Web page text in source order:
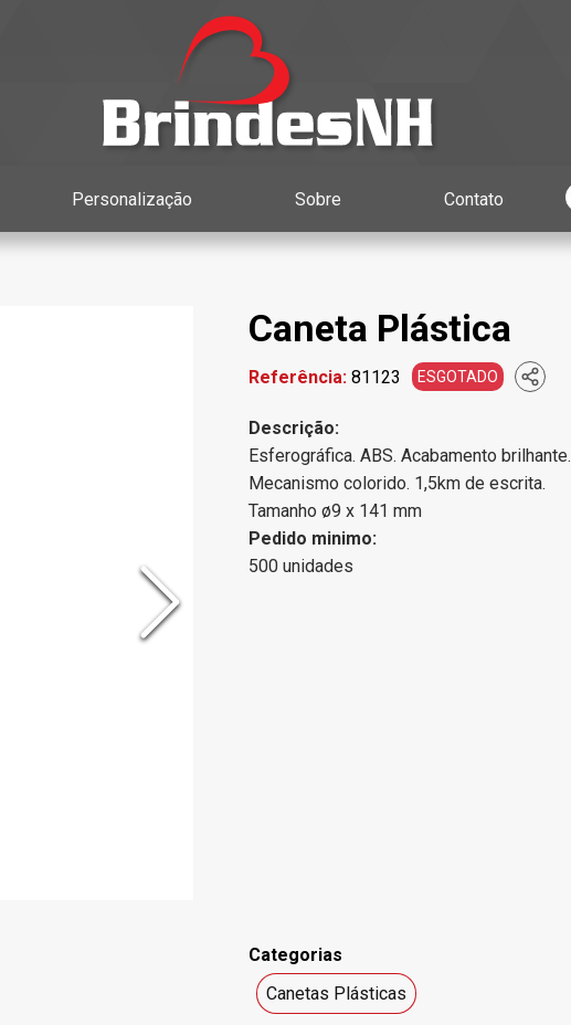
Personalização Sobre Contato
Caneta Plástica
Referência: 81123 ESGOTADO
Descrição:
Esferográfica. ABS. Acabamento brilhante.
Mecanismo colorido. 1,5km de escrita.
Tamanho ø9 x 141 mm
Pedido minimo:
500 unidades
Categorias
Canetas Plásticas